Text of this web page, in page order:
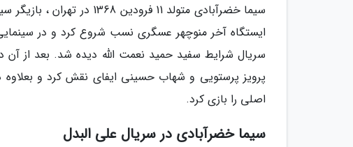
سیما خضرآبادی متولد 11
ایستگاه آخر منوچهر عسگری نسب شروع کرد و در
سریال شرایط سفید حمید نعمت الله دیده شد. بعد از آن
پرویز پرستویی و شهاب حسینی ایفای نقش کرد و
اصلی را بازی کرد.
سیما خضرآبادی در سریال علی البدل